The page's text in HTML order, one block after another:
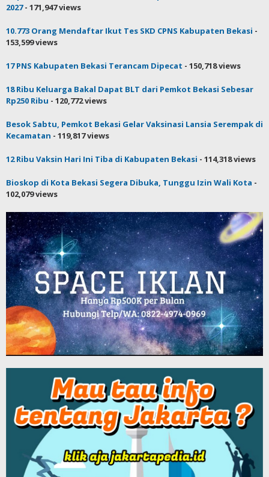
2027- 171,947 views
10.773 Orang Mendaftar Ikut Tes SKD CPNS Kabupaten Bekasi -
153,599 views
17 PNS Kabupaten Bekasi Terancam Dipecat - 150,718 views
18 Ribu Keluarga Bakal Dapat BLT dari Pemkot Bekasi Sebesar
Rp250 Ribu - 120,772 views
Besok Sabtu, Pemkot Bekasi Gelar Vaksinasi Lansia Serempak di
Kecamatan - 119,817 views
12 Ribu Vaksin Hari Ini Tiba di Kabupaten Bekasi - 114,318 views
Bioskop di Kota Bekasi Segera Dibuka, Tunggu Izin Wali Kota -
102,079 views